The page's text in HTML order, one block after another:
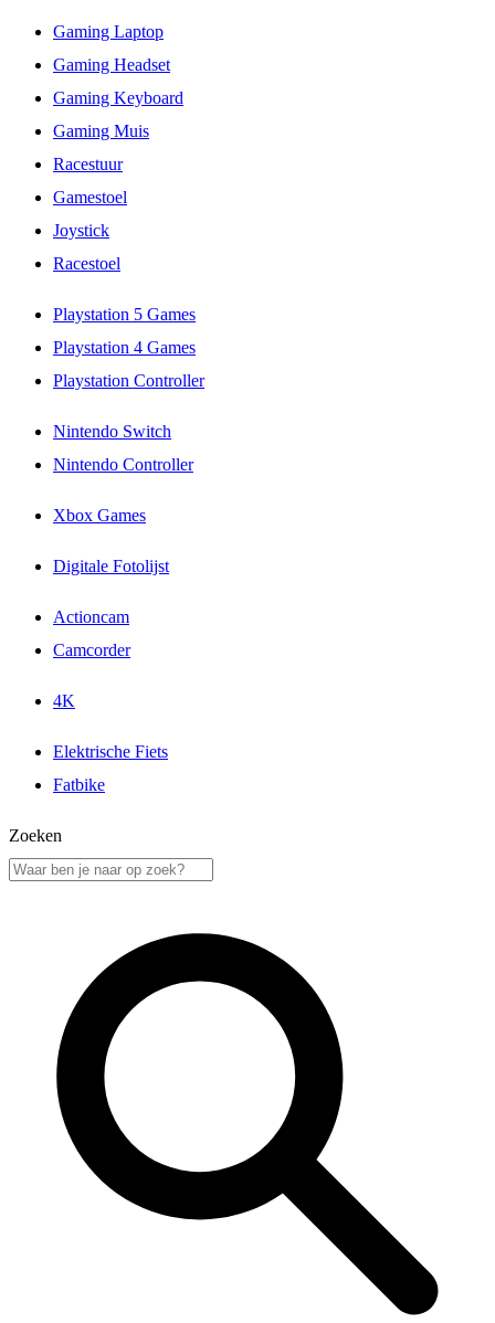
Gaming Laptop
Gaming Headset
Gaming Keyboard
Gaming Muis
Racestuur
Gamestoel
Joystick
Racestoel
Playstation 5 Games
Playstation 4 Games
Playstation Controller
Nintendo Switch
Nintendo Controller
Xbox Games
Digitale Fotolijst
Actioncam
Camcorder
4K
Elektrische Fiets
Fatbike
Zoeken